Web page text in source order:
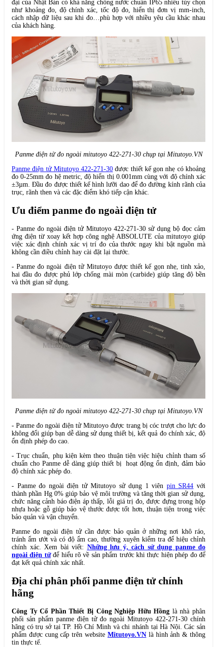
đại của Nhật Bản có khả năng chống nước chuẩn IP65 nhiều tùy chọn
như khoảng đo, độ chính xác, tốc độ đo, hiển thị đơn vị mm-inch,
cách nhập dữ liệu sau khi đo…phù hợp với nhiều yêu cầu khác nhau
của khách hàng.
Panme điện tử đo ngoài mitutoyo 422-271-30 chụp tại Mitutoyo.VN
Panme điện tử Mitutoyo 422-271-30 được thiết kế gọn nhẹ có khoảng
đo 0-25mm đo hệ metric, độ hiển thị 0.001mm cùng với độ chính xác
±3µm. Đầu đo được thiết kế hình lưỡi dao để đo đường kính rãnh của
trục, rãnh then và các đặc điểm khó tiếp cận khác.
Ưu điểm panme đo ngoài điện tử
- Panme đo ngoài điện tử Mitutoyo 422-271-30 sử dụng bộ đọc cảm
ứng điện từ xoay kết hợp công nghệ ABSOLUTE của mitutoyo giúp
việc xác định chính xác vị trí đo của thước ngay khi bật nguồn mà
không cần điều chỉnh hay cài đặt lại thước.
- Panme đo ngoài điện tử Mitutoyo được thiết kế gọn nhẹ, tinh xảo,
hai đầu đo được phủ lớp chống mài mòn (carbide) giúp tăng độ bền
và thời gian sử dụng.
Panme điện tử đo ngoài mitutoyo 422-271-30 chụp tại Mitutoyo.VN
- Panme đo ngoài điện tử Mitutoyo được trang bị cóc trượt cho lực đo
không đổi giúp bạn dễ dàng sử dụng thiết bị, kết quả đo chính xác, độ
ổn định phép đo cao.
- Trục chuẩn, phụ kiện kèm theo thuận tiện việc hiệu chỉnh tham số
chuẩn cho Panme dễ dàng giúp thiết bị hoạt động ổn định, đảm bảo
độ chính xác phép đo.
- Panme đo ngoài điện tử Mitutoyo sử dụng 1 viên pin SR44 với
thành phần Hg 0% giúp bảo vệ môi trường và tăng thời gian sử dụng,
chức năng cảnh báo điện áp thấp, lỗi giá trị đo, được đựng trong hộp
nhựa hoặc gỗ giúp bảo vệ thước được tốt hơn, thuận tiện trong việc
bảo quản và vận chuyển.
Panme đo ngoài điện tử cần được bảo quản ở những nơi khô ráo,
tránh ẩm ướt và có độ ẩm cao, thường xuyên kiểm tra để hiệu chỉnh
chính xác. Xem bài viết: Những lưu ý, cách sử dụng panme đo
ngoài điện tửđể hiểu rõ về sản phẩm trước khi thực hiện phép đo để
đạt kết quả chính xác nhất.
Địa chỉ phân phối panme điện tử chính
hãng
Công Ty Cổ Phần Thiết Bị Công Nghiệp Hữu Hồng là nhà phân
phối sản phẩm panme điện tử đo ngoài Mitutoyo 422-271-30 chính
hãng có trụ sở tại TP. Hồ Chí Minh và chi nhánh tại Hà Nội. Các sản
phẩm được cung cấp trên website Mitutoyo.VNlà hình ảnh & thông
tin thực tế.